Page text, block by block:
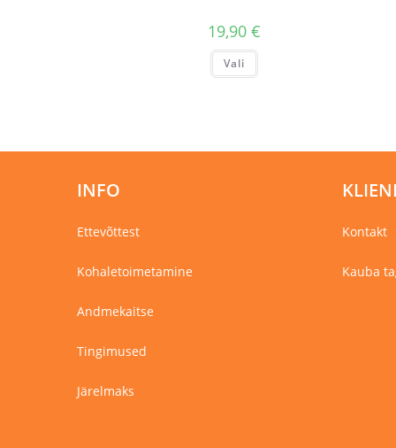
19,90€
Vali
Sellel
tootelehel.
INFO
Ettevõttest
Kohaletoimetamine
Andmekaitse
Tingimused
Järelmaks
Kontakt
Kauba